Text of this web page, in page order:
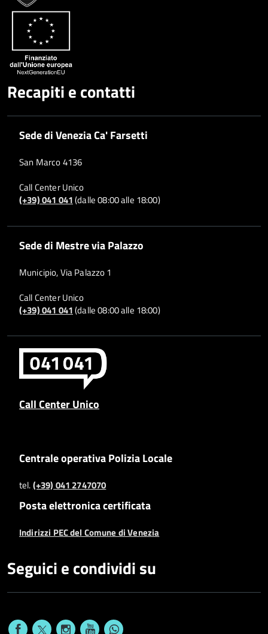
Recapiti e contatti
Sede di Venezia Ca' Farsetti
San Marco 4136
Call Center Unico
(+39) 041 041(dalle 08:00 alle 18:00)
Sede di Mestre via Palazzo
Municipio, Via Palazzo 1
Call Center Unico
(+39) 041 041(dalle 08:00 alle 18:00)
Call Center Unico
Centrale operativa Polizia Locale
tel.(+39) 041 2747070
Posta elettronica certificata
Indirizzi PEC del Comune di Venezia
Seguici e condividi su